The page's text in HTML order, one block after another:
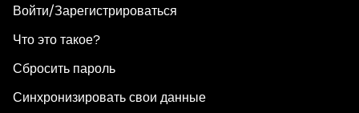
Войти/Зарегистрироваться
Что это такое?
Сбросить пароль
Синхронизировать свои данные